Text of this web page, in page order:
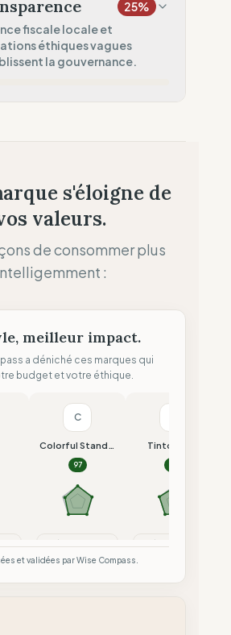
Transport
systématique
25%
fiscale locale et
éthiques vagues
la gouvernance.
interne)
Allégations
s'éloigne de
valeurs.
de consommer plus
:
meilleur impact.
a déniché ces marques qui
budget et votre éthique.
C
Colorful Standard
97
Tintoremus
et validées par Wise Compass.